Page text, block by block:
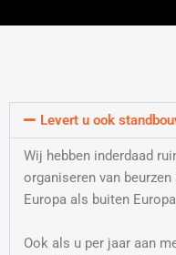
Levert u ook
Wij hebben inderdaad
organiseren van
Europa als buiten
Ook als u per jaar aan